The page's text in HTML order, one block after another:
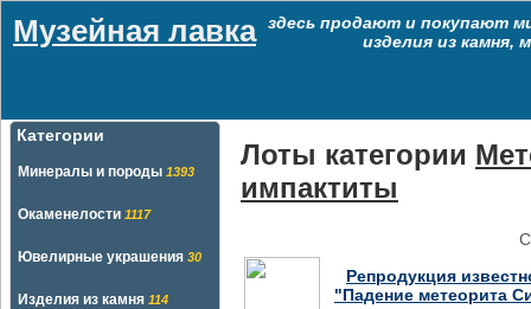
Музейная лавка
здесь продают и покупают
изделия из камня,
Лоты категории
импактиты
Репродукция
"Падение метеорита
Категории
Минералы и породы 1393
Окаменелости 1117
Ювелирные украшения 30
Изделия из камня 114